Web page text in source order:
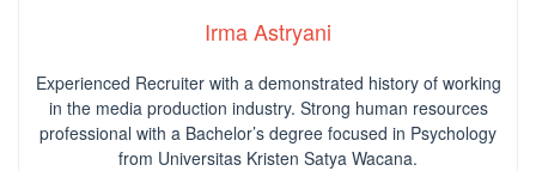
Irma Astryani
Experienced Recruiter with a demonstrated history of working
in the media production industry. Strong human resources
professional with a Bachelor’s degree focused in Psychology
from Universitas Kristen Satya Wacana.